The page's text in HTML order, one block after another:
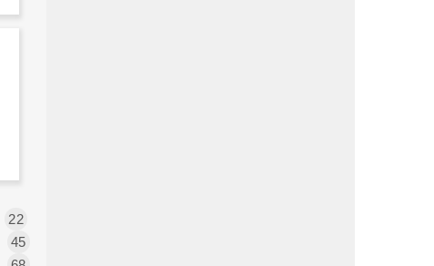
22
45